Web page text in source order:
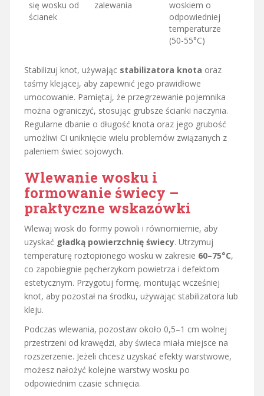
się wosku od
ścianek
zalewania
woskiem o
odpowiedniej
temperaturze
(50-55°C)
Stabilizuj knot, używając stabilizatora knota oraz
taśmy klejącej, aby zapewnić jego prawidłowe
umocowanie. Pamiętaj, że przegrzewanie pojemnika
można ograniczyć, stosując grubsze ścianki naczynia.
Regularne dbanie o długość knota oraz jego grubość
umożliwi Ci uniknięcie wielu problemów związanych z
paleniem świec sojowych.
Wlewanie wosku i
formowanie świecy –
praktyczne wskazówki
Wlewaj wosk do formy powoli i równomiernie, aby
uzyskać gładką powierzchnię świecy. Utrzymuj
temperaturę roztopionego wosku w zakresie 60–75°C,
co zapobiegnie pęcherzykom powietrza i defektom
estetycznym. Przygotuj formę, montując wcześniej
knot, aby pozostał na środku, używając stabilizatora lub
kleju.
Podczas wlewania, pozostaw około 0,5–1 cm wolnej
przestrzeni od krawędzi, aby świeca miała miejsce na
rozszerzenie. Jeżeli chcesz uzyskać efekty warstwowe,
możesz nałożyć kolejne warstwy wosku po
odpowiednim czasie schnięcia.